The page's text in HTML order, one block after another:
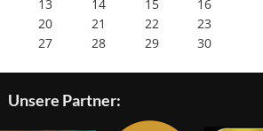
20 21 22
23
27 28 29
30
Unsere Partner: